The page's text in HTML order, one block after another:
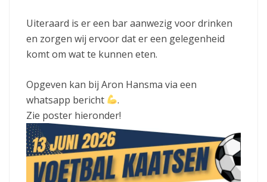
Uiteraard is er een bar aanwezig voor drinken
en zorgen wij ervoor dat er een gelegenheid
komt om wat te kunnen eten.
Opgeven kan bij Aron Hansma via een
whatsapp bericht
.
Zie poster hieronder!